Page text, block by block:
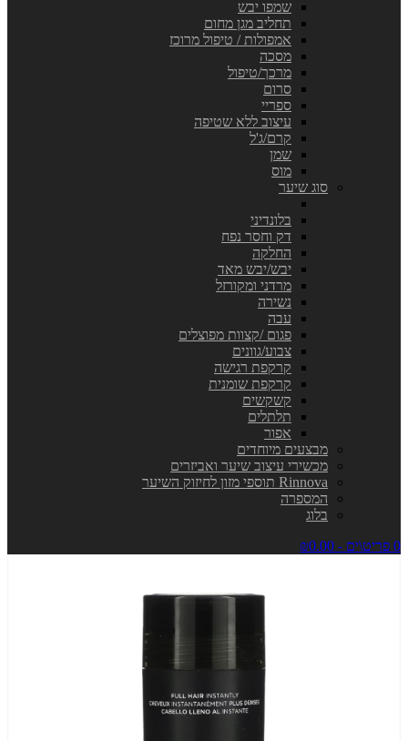
שמפו יבש
תחליב מגן מחום
אמפולות / טיפול מרוכז
מסכה
מרכך/טיפול
סרום
ספריי
עיצוב ללא שטיפה
קרם/ג'ל
שמן
מוס
סוג שיער
בלונדיני
דק וחסר נפח
החלקה
יבש/יבש מאד
מרדני ומקורזל
נשירה
עבה
פגום /קצוות מפוצלים
צבוע/גוונים
קרקפת רגישה
קרקפת שומנית
קשקשים
תלתלים
אפור
מבצעים מיוחדים
מכשירי עיצוב שיער ואביזרים
Rinnova תוספי מזון לחיזוק השיער
המספרה
בלוג
0 פריט\ים - ₪0.00